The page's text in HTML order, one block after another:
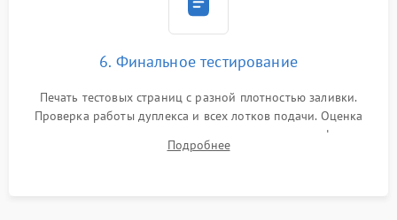
6. Финальное тестирование
Печать тестовых страниц с разной плотностью заливки.
Проверка работы дуплекса и всех лотков подачи. Оценка
качества запекания тонера и полное отсутствие дефектов
изображения перед выдачей готового устройства.
Подробнее